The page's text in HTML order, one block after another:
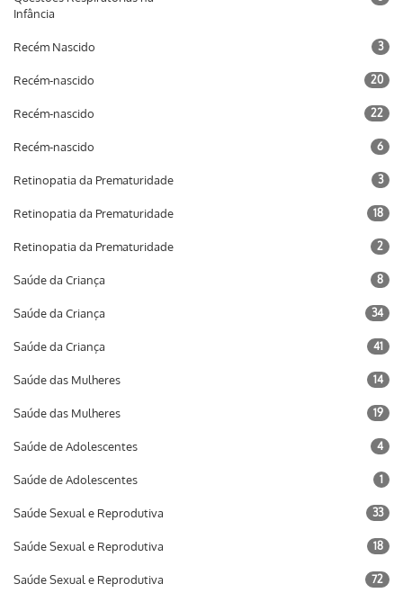
Infância
Recém Nascido 3
Recém-nascido 20
Recém-nascido 22
Recém-nascido 6
Retinopatia da Prematuridade 3
Retinopatia da Prematuridade 18
Retinopatia da Prematuridade 2
Saúde da Criança 8
Saúde da Criança 34
Saúde da Criança 41
Saúde das Mulheres 14
Saúde das Mulheres 19
Saúde de Adolescentes 4
Saúde de Adolescentes 1
Saúde Sexual e Reprodutiva 33
Saúde Sexual e Reprodutiva 18
Saúde Sexual e Reprodutiva 72